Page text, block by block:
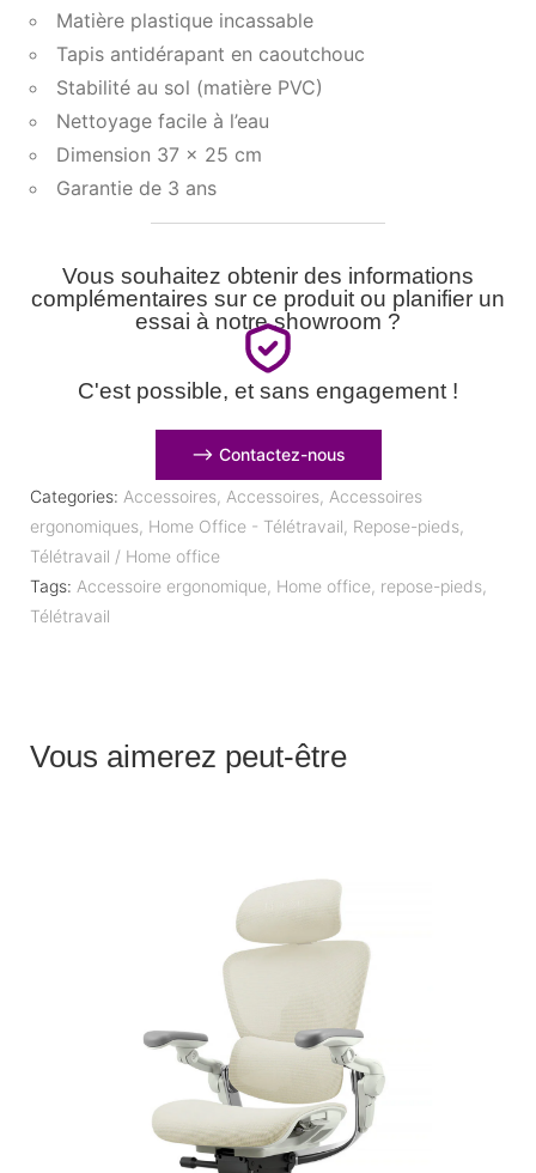
Matière plastique incassable
Tapis antidérapant en caoutchouc
Stabilité au sol (matière PVC)
Nettoyage facile à l’eau
Dimension 37 x 25 cm
Garantie de 3 ans
Vous souhaitez obtenir des informations
complémentaires sur ce produit ou planifier un
essai à notre showroom ?
C'est possible, et sans engagement !
⟶ Contactez-nous
Categories: Accessoires, Accessoires, Accessoires
ergonomiques, Home Office - Télétravail, Repose-pieds,
Télétravail / Home office
Tags: Accessoire ergonomique, Home office, repose-pieds,
Télétravail
Vous aimerez peut-être